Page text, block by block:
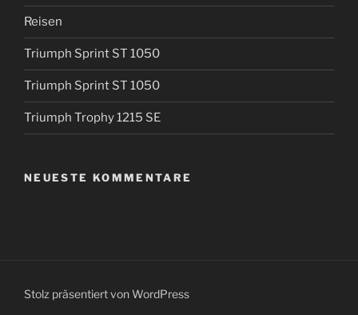
Reisen
Triumph Sprint ST 1050
Triumph Sprint ST 1050
Triumph Trophy 1215 SE
NEUESTE KOMMENTARE
Stolz präsentiert von WordPress